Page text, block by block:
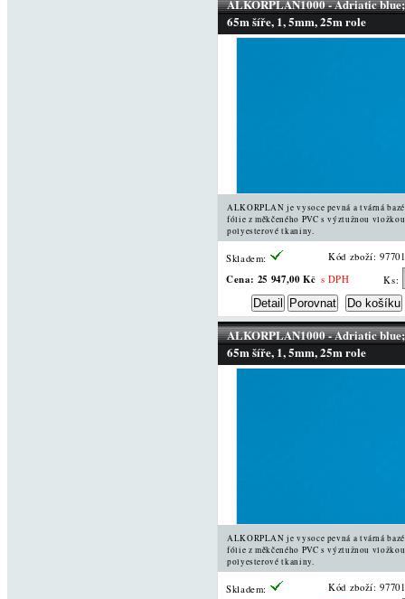
ALKORPLAN1000 - Adriatic
65m šíře, 1, 5mm, 25m role
ALKORPLAN je vysoce pevná a tvárná
fólie z měkčeného PVC s výztužnou
polyesterové tkaniny.
Skladem: Kód zboží:
Cena: 25 947,00 Kč s DPH Ks:
ALKORPLAN1000 - Adriatic
65m šíře, 1, 5mm, 25m role
ALKORPLAN je vysoce pevná a tvárná
fólie z měkčeného PVC s výztužnou
polyesterové tkaniny.
Skladem: Kód zboží: